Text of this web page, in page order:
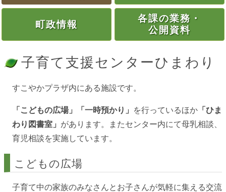
町政情報
各課の業務・
公開資料
子育て支援センターひまわり
すこやかプラザ内にある施設です。
「こどもの広場」「一時預かり」 を行っているほか 「ひま
わり図書室」 があります。またセンター内にて母乳相談、
育児相談を実施しています。
こどもの広場
子育て中の家族のみなさんとお子さんが気軽に集える交流